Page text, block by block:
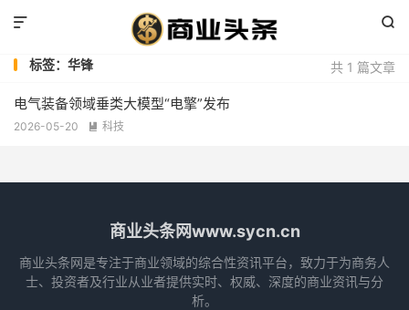


共 1 篇文章
标签：华锋
电气装备领域垂类大模型“电擎”发布
2026-05-20  科技
商业头条网www.sycn.cn
商业头条网是专注于商业领域的综合性资讯平台，致力于为商务人
士、投资者及行业从业者提供实时、权威、深度的商业资讯与分
析。